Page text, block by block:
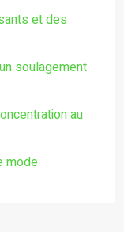
et des
soulagement
au
mode